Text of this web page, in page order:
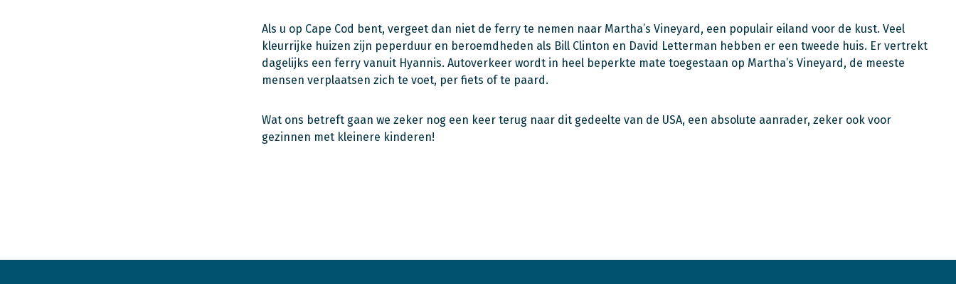
Als u op Cape Cod bent, vergeet dan niet de ferry te nemen naar Martha’s Vineyard, een populair eiland voor de kust. Veel
kleurrijke huizen zijn peperduur en beroemdheden als Bill Clinton en David Letterman hebben er een tweede huis. Er vertrekt
dagelijks een ferry vanuit Hyannis. Autoverkeer wordt in heel beperkte mate toegestaan op Martha’s Vineyard, de meeste
mensen verplaatsen zich te voet, per fiets of te paard.
Wat ons betreft gaan we zeker nog een keer terug naar dit gedeelte van de USA, een absolute aanrader, zeker ook voor
gezinnen met kleinere kinderen!